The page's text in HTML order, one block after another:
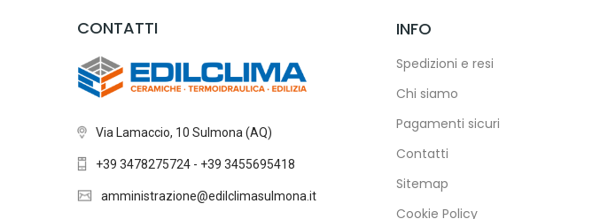
CONTATTI
Via Lamaccio, 10 Sulmona (AQ)
+39 3478275724 - +39 3455695418
amministrazione@edilclimasulmona.it
INFO
Spedizioni e resi
Chi siamo
Pagamenti sicuri
Contatti
Sitemap
Cookie Policy